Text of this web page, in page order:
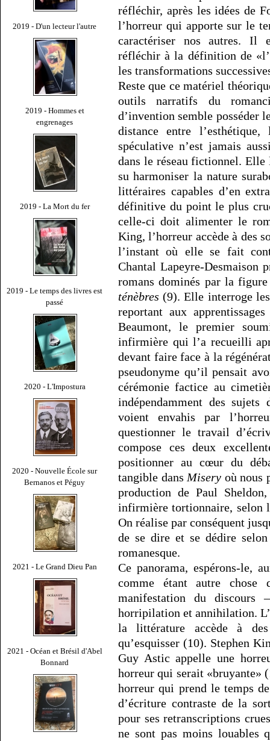
2019 - D'un lecteur l'autre
2019 - Hommes et
engrenages
2019 - La Mort du fer
2019 - Le temps des livres est
passé
2020 - L'Impostura
2020 - Nouvelle École sur
Bernanos et Péguy
2021 - Le Grand Dieu Pan
2021 - Océan et Brésil d'Abel
Bonnard
réfléchir, après les idées de
l’horreur qui apporte sur le
caractériser nos autres. Il
réfléchir à la définition de
les transformations
Reste que ce matériel
outils narratifs du
d’invention semble posséder
distance entre
spéculative n’est jamais
dans le réseau fictionnel. Elle
su harmoniser la nature
littéraires capables d’en
définitive du point le plus
celle-ci doit alimenter le
King, l’horreur accède à des
l’instant où elle se fait
Chantal Lapeyre-Desmaison
romans dominés par la
ténèbres (9). Elle interroge
reportant aux
Beaumont, le premier
infirmière qui l’a recueilli
devant faire face à la
pseudonyme qu’il pensait
cérémonie factice au
indépendamment des sujets
voient envahis par
questionner le travail
compose ces deux
positionner au cœur du
tangible dans Misery où nous
production de Paul
infirmière tortionnaire, selon
On réalise par conséquent
de se dire et se dédire
romanesque.
Ce panorama, espérons-le,
comme étant autre chose
manifestation du discours
horripilation et annihilation.
la littérature accède à
qu’esquisser (10). Stephen
Guy Astic appelle une
horreur qui serait «bruyante»
horreur qui prend le temps
d’écriture contraste de la
pour ses retranscriptions
ne sont pas moins louables